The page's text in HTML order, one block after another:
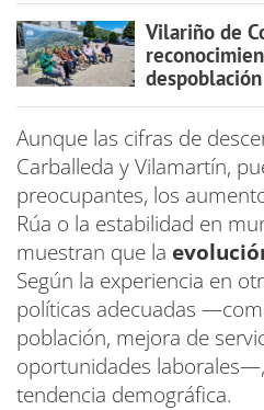
Vilariño de
despoblación
Aunque las cifras de
Carballeda y Vilamartín,
preocupantes, los
Rúa o la estabilidad en
muestran que la
Según la experiencia en
políticas adecuadas
población, mejora de
oportunidades
tendencia demográfica.